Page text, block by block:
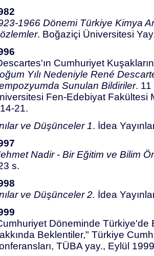
1966 Dönemi Türkiye Kimya
. Boğaziçi Üniversitesi
Cumhuriyet
Yılı Nedeniyle René
Sunulan Bildiriler. 11
Fen-Edebiyat Fakültesi
21.
ve Düşünceler 1. İdea
Nadir - Bir Eğitim ve Bilim
s.
ve Düşünceler 2. İdea
Döneminde Türkiye'de
Beklentiler," Türkiye
TÜBA yay., Eylül